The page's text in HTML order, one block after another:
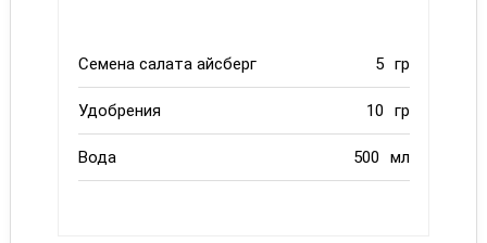
Семена салата айсберг 5 гр
Удобрения 10 гр
Вода 500 мл